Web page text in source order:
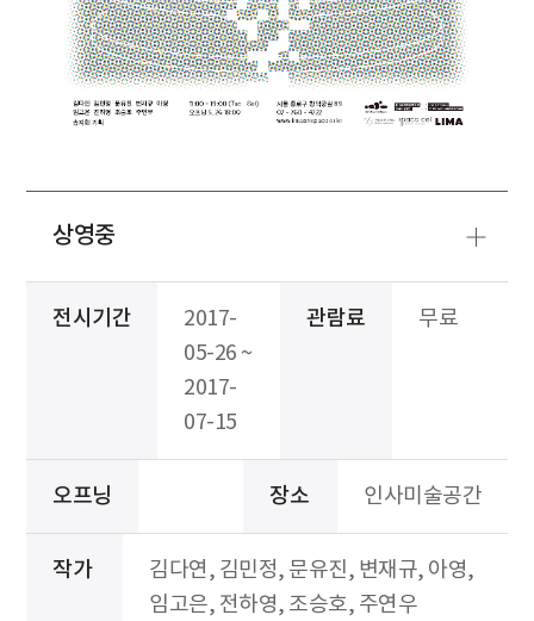
상영중
전시기간
2017-
05-26 ~
2017-
07-15
관람료 무료
오프닝 장소 인사미술공간
작가
김다연, 김민정, 문유진, 변재규, 아영,
임고은, 전하영, 조승호, 주연우